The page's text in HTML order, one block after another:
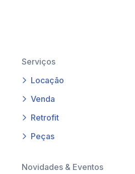
Serviços
Locação
Venda
Retrofit
Peças
Novidades & Eventos